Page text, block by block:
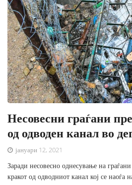
Несовесни граѓани
од одводен канал во
јануари 12, 2021
Заради несовесно однесување на
кракот од одводниот канал кој се наоѓа